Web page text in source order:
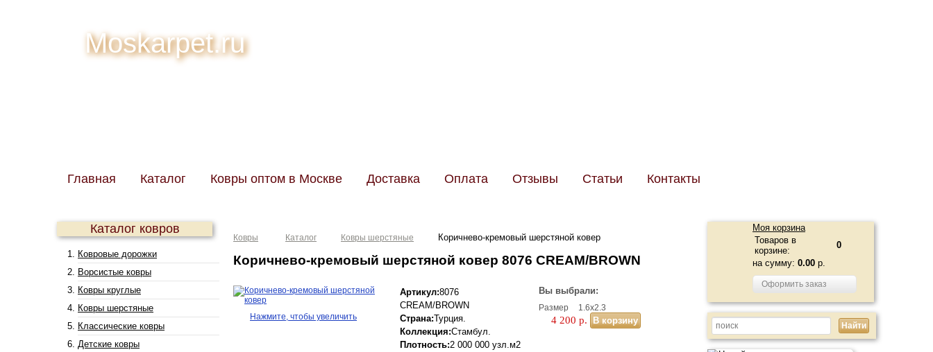
Moskarpet.ru
Главная Каталог Ковры оптом в Москве Доставка Оплата Отзывы Статьи Контакты
Каталог ковров
Ковровые дорожки
Ворсистые ковры
Ковры круглые
Ковры шерстяные
Классические ковры
Детские ковры
Ковры Каталог Ковры шерстяные Коричнево-кремовый шерстяной ковер
Коричнево-кремовый шерстяной ковер 8076 CREAM/BROWN
Нажмите, чтобы увеличить
Артикул:8076
CREAM/BROWN
Страна:Турция.
Коллекция:Стамбул.
Плотность:2 000 000 узл.м2
Вы выбрали:
Размер 1.6x2.3
4 200 р.
Моя корзина
Товаров в
корзине:
0
на сумму: 0.00 р.
Оформить заказ